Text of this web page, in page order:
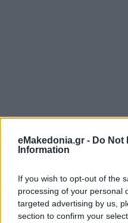
eMakedonia.gr - Do Not
Information
If you wish to opt-out of the
processing of your personal
targeted advertising by us,
section to confirm your